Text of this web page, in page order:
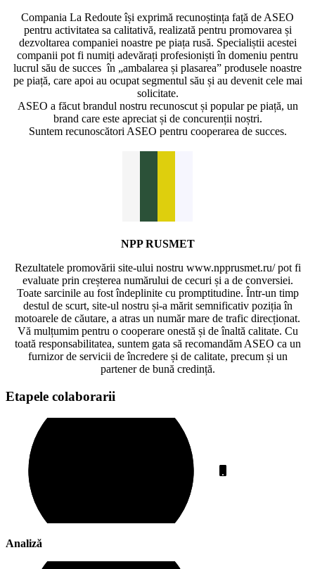
Compania La Redoute își exprimă recunoștința față de ASEO
pentru activitatea sa calitativă, realizată pentru promovarea și
dezvoltarea companiei noastre pe piața rusă. Specialiștii acestei
companii pot fi numiți adevărați profesioniști în domeniu pentru
lucrul său de succes în „ambalarea și plasarea” produsele noastre
pe piață, care apoi au ocupat segmentul său și au devenit cele mai
solicitate.
ASEO a făcut brandul nostru recunoscut și popular pe piață, un
brand care este apreciat și de concurenții noștri.
Suntem recunoscători ASEO pentru cooperarea de succes.
NPP RUSMET
Rezultatele promovării site-ului nostru www.npprusmet.ru/ pot fi
evaluate prin creșterea numărului de cecuri și a de conversiei.
Toate sarcinile au fost îndeplinite cu promptitudine. Într-un timp
destul de scurt, site-ul nostru și-a mărit semnificativ poziția în
motoarele de căutare, a atras un număr mare de trafic direcționat.
Vă mulțumim pentru o cooperare onestă și de înaltă calitate. Cu
toată responsabilitatea, suntem gata să recomandăm ASEO ca un
furnizor de servicii de încredere și de calitate, precum și un
partener de bună credință.
Etapele colaborarii
Analiză